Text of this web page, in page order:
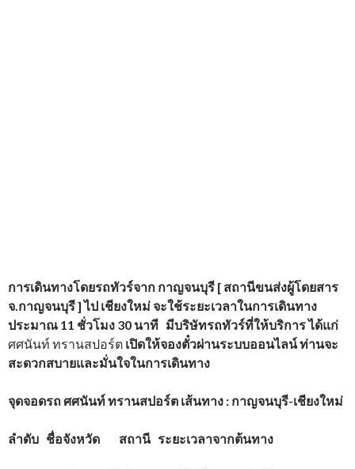
การเดินทางโดยรถทัวร์จาก กาญจนบุรี [ สถานีขนส่งผู้โดยสาร
จ.กาญจนบุรี ]ไป เชียงใหม่ จะใช้ระยะเวลาในการเดินทาง
ประมาณ 11 ชั่วโมง 30 นาที มีบริษัทรถทัวร์ที่ให้บริการได้แก่
ศศนันท์ ทรานสปอร์ต เปิดให้จองตั๋วผ่านระบบออนไลน์ ท่านจะ
สะดวกสบายและมั่นใจในการเดินทาง
จุดจอดรถ ศศนันท์ ทรานสปอร์ต เส้นทาง : กาญจนบุรี-เชียงใหม่
ลำดับ ชื่อจังหวัด สถานี ระยะเวลาจากต้นทาง